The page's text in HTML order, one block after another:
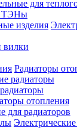
для
ТЭНы
вилки
Радиаторы
радиаторы
отопления
для радиаторов